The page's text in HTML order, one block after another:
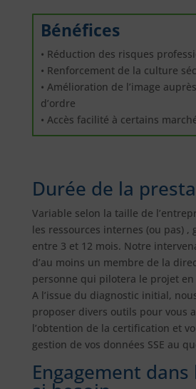
Bénéfices
• Réduction des risques
• Renforcement de la culture
• Amélioration de l’image
d’ordre
• Accès facilité à certains
Durée de la
Variable selon la taille de
les ressources internes (ou pas) ,
entre 3 et 12 mois. Notre
d’au moins un membre de la
personne qui pilotera le projet
A l’issue du diagnostic initial,
proposer divers outils pour vous
l’obtention de la certification et
gestion de vos données SSE au
Engagement